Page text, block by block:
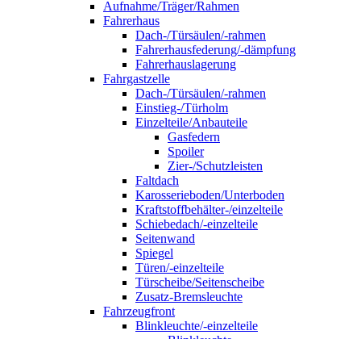
Aufnahme/Träger/Rahmen
Fahrerhaus
Dach-/Türsäulen/-rahmen
Fahrerhausfederung/-dämpfung
Fahrerhauslagerung
Fahrgastzelle
Dach-/Türsäulen/-rahmen
Einstieg-/Türholm
Einzelteile/Anbauteile
Gasfedern
Spoiler
Zier-/Schutzleisten
Faltdach
Karosserieboden/Unterboden
Kraftstoffbehälter-/einzelteile
Schiebedach/-einzelteile
Seitenwand
Spiegel
Türen/-einzelteile
Türscheibe/Seitenscheibe
Zusatz-Bremsleuchte
Fahrzeugfront
Blinkleuchte/-einzelteile